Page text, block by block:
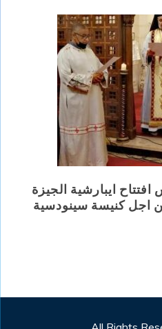
افتتاح ايبارشية الجيزة
اجل كنيسة سينودسية